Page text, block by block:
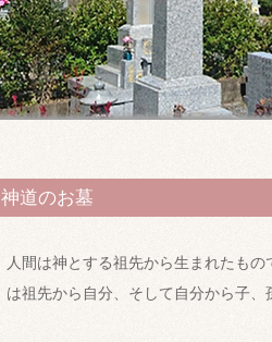
神道のお墓
人間は神とする祖先から生まれたも
は祖先から自分、そして自分から子、